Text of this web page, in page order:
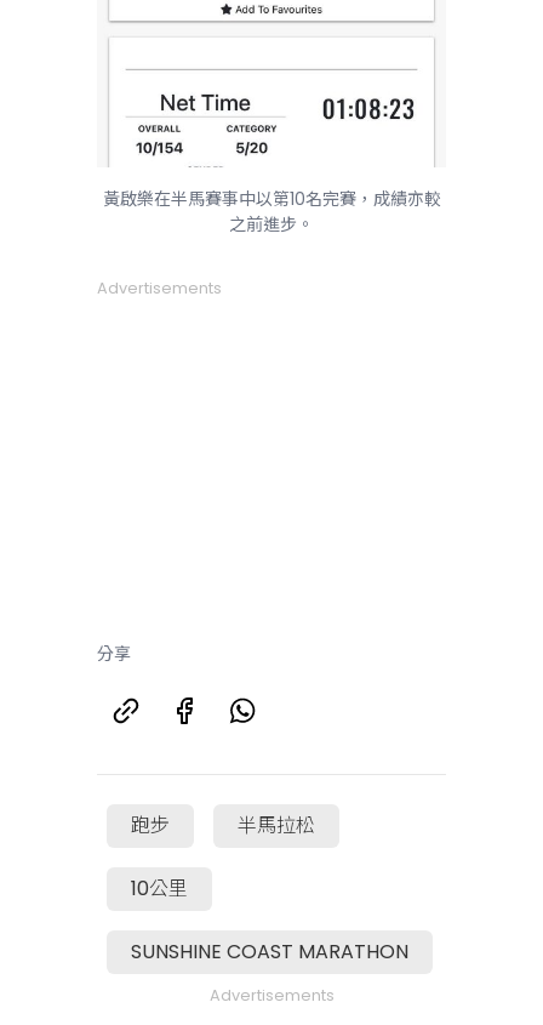
黃啟樂在半馬賽事中以第10名完賽，成績亦較
之前進步。
Advertisements
分享
跑步 半馬拉松
10公里
SUNSHINE COAST MARATHON
Advertisements